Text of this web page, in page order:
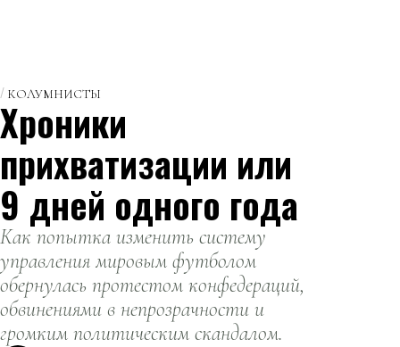
КОЛУМНИСТЫ
Хроники
прихватизации или
9 дней одного года
Как попытка изменить систему
управления мировым футболом
обернулась протестом конфедераций,
обвинениями в непрозрачности и
громким политическим скандалом.